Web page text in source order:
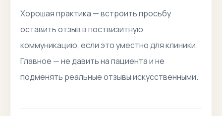
Хорошая практика — встроить просьбу
оставить отзыв в поствизитную
коммуникацию, если это уместно для клиники.
Главное — не давить на пациента и не
подменять реальные отзывы искусственными.